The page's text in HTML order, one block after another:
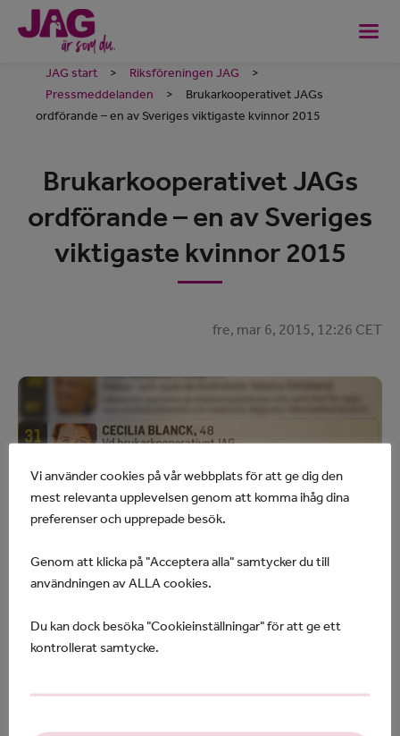
JAG start > Riksföreningen JAG
>
Pressmeddelanden
>
Brukarkooperativet JAGs
ordförande – en av Sveriges viktigaste kvinnor 2015
Brukarkooperativet JAGs
ordförande – en av Sveriges
viktigaste kvinnor 2015
fre, mar 6, 2015, 12:26 CET
Cecilia Blanck, verksamhetsansvarig och
styrelseordförande i Brukarkooperativet JAG, har
av Sveriges viktigaste kvinnor i välfärden.
Vi använder cookies på vår webbplats för att ge dig den
mest relevanta upplevelsen genom att komma ihåg dina
preferenser och upprepade besök.
Genom att klicka på "Acceptera alla" samtycker du till
användningen av ALLA cookies.
Du kan dock besöka "Cookieinställningar" för att ge ett
kontrollerat samtycke.